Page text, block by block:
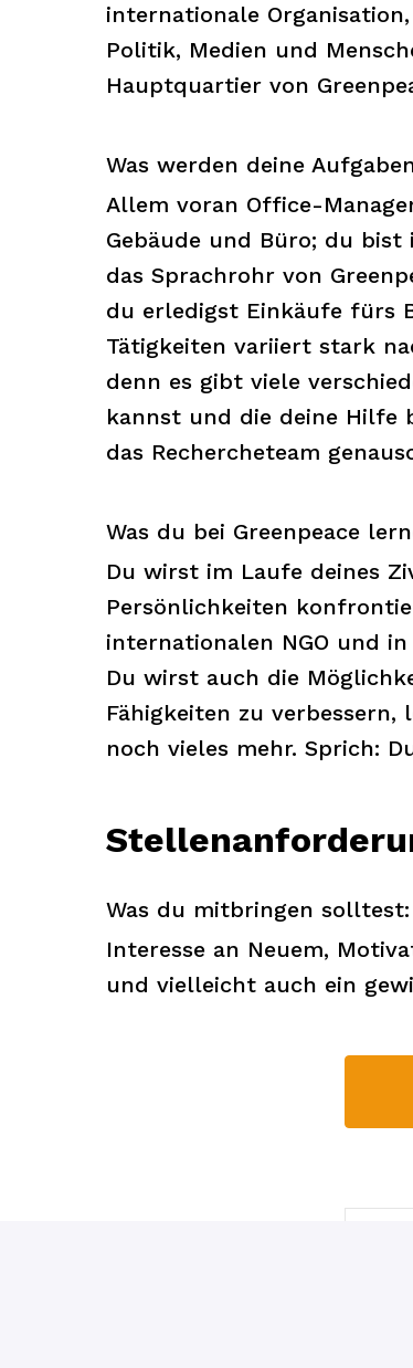
internationale
Politik, Medien und
Hauptquartier von
Was werden deine
Allem voran Office-
Gebäude und Büro; du
das Sprachrohr von
du erledigst Einkäufe fürs
Tätigkeiten variiert stark
denn es gibt viele
kannst und die deine Hilfe
das Rechercheteam
Was du bei Greenpeace
Du wirst im Laufe deines
Persönlichkeiten
internationalen NGO und
Du wirst auch die
Fähigkeiten zu
noch vieles mehr. Sprich:
Was du mitbringen solltest:
Interesse an Neuem,
und vielleicht auch ein